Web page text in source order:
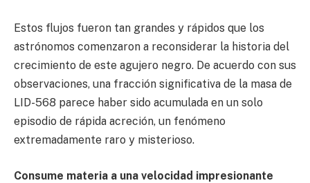
Estos flujos fueron tan grandes y rápidos que los
astrónomos comenzaron a reconsiderar la historia del
crecimiento de este agujero negro. De acuerdo con sus
observaciones, una fracción significativa de la masa de
LID-568 parece haber sido acumulada en un solo
episodio de rápida acreción, un fenómeno
extremadamente raro y misterioso.
Consume materia a una velocidad impresionante